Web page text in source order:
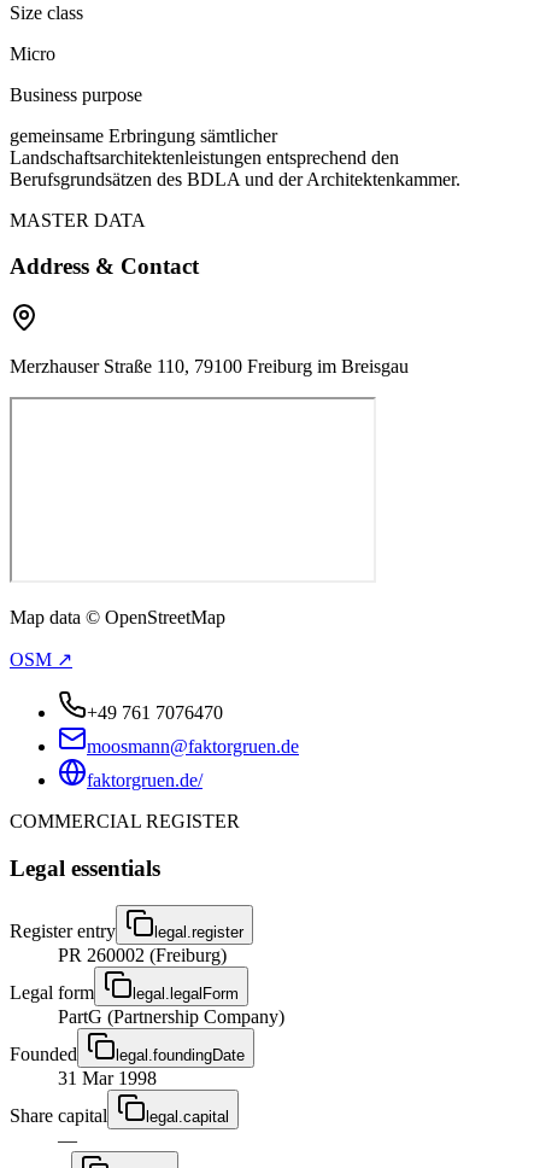
Size class
Micro
Business purpose
gemeinsame Erbringung sämtlicher
Landschaftsarchitektenleistungen entsprechend den
Berufsgrundsätzen des BDLA und der Architektenkammer.
MASTER DATA
Address & Contact
Merzhauser Straße 110, 79100 Freiburg im Breisgau
Map data © OpenStreetMap
OSM ↗
+49 761 7076470
moosmann@faktorgruen.de
faktorgruen.de/
COMMERCIAL REGISTER
Legal essentials
Register entry legal.register
PR 260002 (Freiburg)
Legal form
legal.legalForm
PartG (Partnership Company)
Founded
legal.foundingDate
31 Mar 1998
Share capital
legal.capital
—